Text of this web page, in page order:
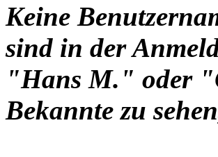
Keine
sind in der
"Hans M." oder
Bekannte zu